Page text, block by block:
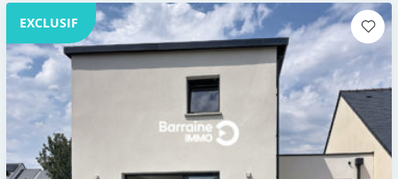
EXCLUSIF